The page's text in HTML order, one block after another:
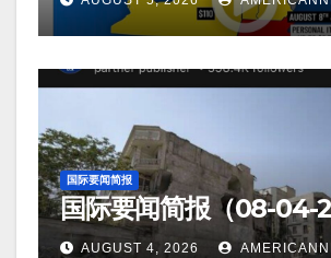
国际要闻简报
国际要闻简报（08-04-
AUGUST 4, 2026